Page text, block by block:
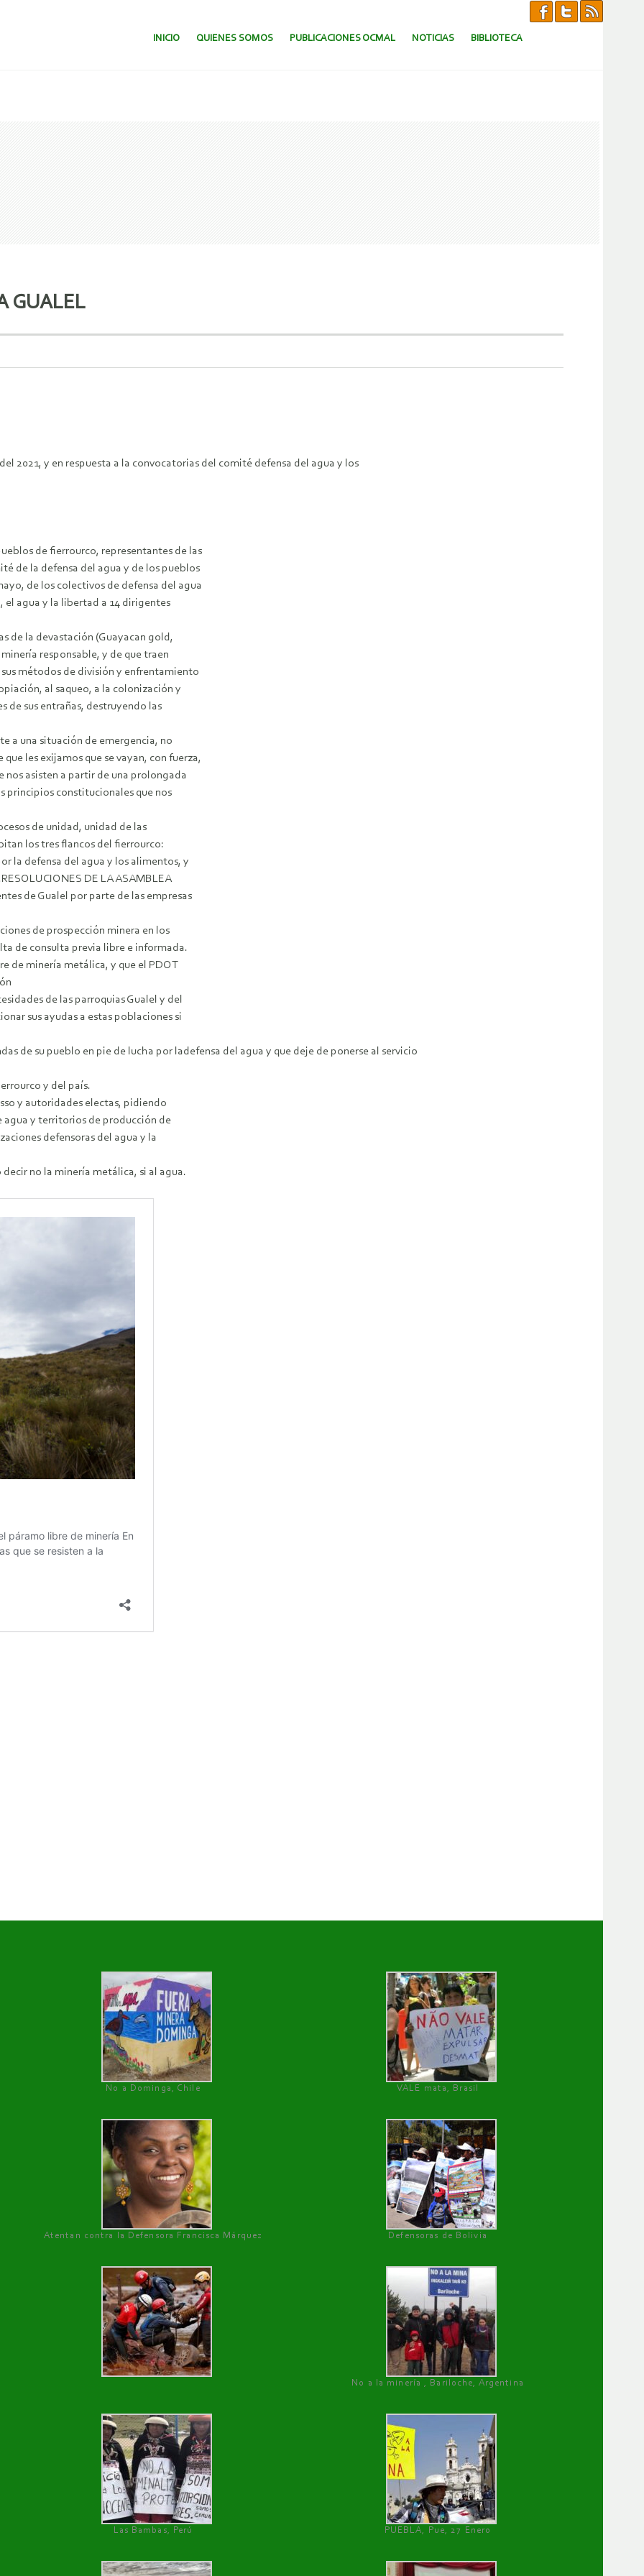
SALTAR AL CONTENIDO.
INICIO QUIENES SOMOS PUBLICACIONES OCMAL NOTICIAS BIBLIOTECA
GUALEL
2021, y en respuesta a la convocatorias del comité defensa del agua y los
de fierrourco, representantes de las
de la defensa del agua y de los pueblos
de los colectivos de defensa del agua
el agua y la libertad a 14 dirigentes
de la devastación (Guayacan gold,
responsable, y de que traen
métodos de división y enfrentamiento
al saqueo, a la colonización y
de sus entrañas, destruyendo las
a una situación de emergencia, no
les exijamos que se vayan, con fuerza,
nos asisten a partir de una prolongada
constitucionales que nos
de unidad, unidad de las
los tres flancos del fierrourco:
la defensa del agua y los alimentos, y
DE LA ASAMBLEA
de Gualel por parte de las empresas
de prospección minera en los
de consulta previa libre e informada.
de minería metálica, y que el PDOT
de las parroquias Gualel y del
sus ayudas a estas poblaciones si
de su pueblo en pie de lucha por ladefensa del agua y que deje de ponerse al servicio
y del país.
y autoridades electas, pidiendo
agua y territorios de producción de
defensoras del agua y la
no la minería metálica, si al agua.
No a Dominga, Chile
VALE mata, Brasil
Atentan contra la Defensora Francisca Márquez Defensoras de Bolivia
No a la minería , Bariloche, Argentina
Las Bambas, Perú PUEBLA, Pue, 27 Enero